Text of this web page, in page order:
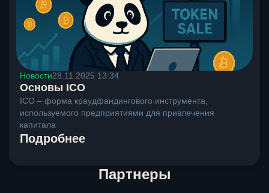
Новости28.11.2025 13:34
Основы ICO
ICO – форма краудфандингового инструмента,
используемого предприятиями для привлечения
капитала
Подробнее
Партнеры